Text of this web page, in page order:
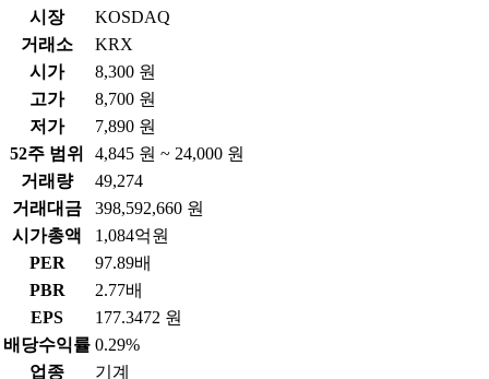
시장
KOSDAQ
거래소
KRX
시가
8,300 원
고가
8,700 원
저가
7,890 원
52주 범위
4,845 원 ~ 24,000 원
거래량
49,274
거래대금
398,592,660 원
시가총액
1,084억원
PER
97.89배
PBR
2.77배
EPS
177.3472 원
배당수익률 0.29%
업종
기계